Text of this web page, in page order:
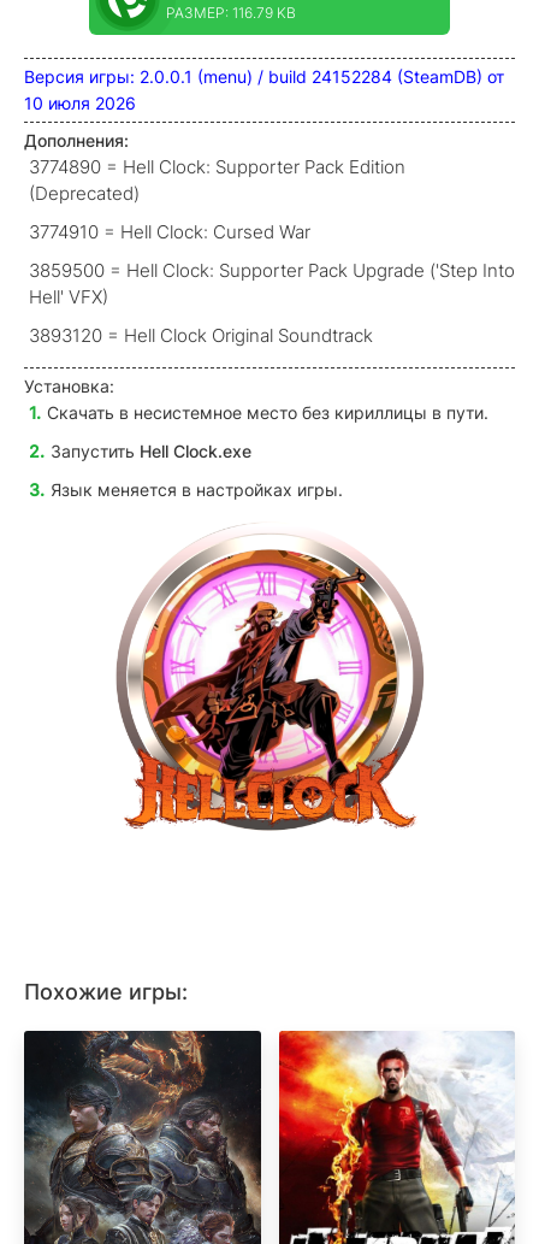
РАЗМЕР: 116.79 KB
Версия игры: 2.0.0.1 (menu) / build 24152284 (SteamDB) от
10 июля 2026
Дополнения:
3774890 = Hell Clock: Supporter Pack Edition
(Deprecated)
3774910 = Hell Clock: Cursed War
3859500 = Hell Clock: Supporter Pack Upgrade ('Step Into
Hell' VFX)
3893120 = Hell Clock Original Soundtrack
Установка:
Скачать в несистемное место без кириллицы в пути.
Запустить Hell Clock.exe
Язык меняется в настройках игры.
Похожие игры: